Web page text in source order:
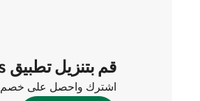
قم بتنزيل تطبيق Starbucks Rewards الآن
اشترك واحصل على خصم 20٪ على جميع المشروبات في أول طلبين لك!